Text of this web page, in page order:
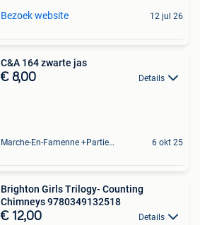
Bezoek website 12 jul 26
C&A 164 zwarte jas
€ 8,00 Details
Marche-En-Famenne +Partie De Baillonville Et Noiseux 6 okt 25
Brighton Girls Trilogy- Counting
Chimneys 9780349132518
€ 12,00 Details